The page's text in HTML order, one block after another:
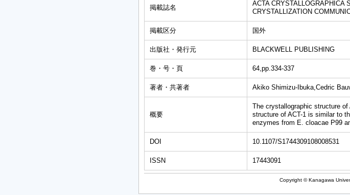
掲載誌名
ACTA CRYSTALLOGRAPHICA
CRYSTALLIZATION
掲載区分 国外
出版社・発行元 BLACKWELL PUBLISHING
巻・号・頁 64,pp.334-337
著者・共著者 Akiko Shimizu-Ibuka,Cedric
概要
The crystallographic structure of
structure of ACT-1 is similar to
enzymes from E. cloacae P99
DOI 10.1107/S1744309108008531
ISSN 17443091
Copyright © Kanagawa